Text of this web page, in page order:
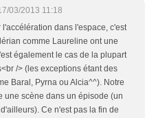
03/2013 11:18
l'accélération dans l'espace, c'est
comme Laureline ont une
également le cas de la plupart
/> (les exceptions étant des
Baral, Pyrna ou Alcia^^). Notre
une scène dans un épisode (un
Ce n'est pas la fin de